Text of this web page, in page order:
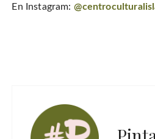
En Instagram: